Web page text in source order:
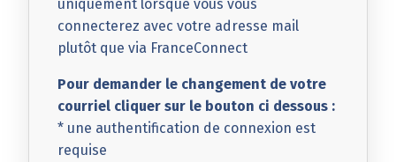
uniquement lorsque vous vous
connecterez avec votre adresse mail
plutôt que via FranceConnect
Pour demander le changement de votre
courriel cliquer sur le bouton ci dessous :
* une authentification de connexion est
requise